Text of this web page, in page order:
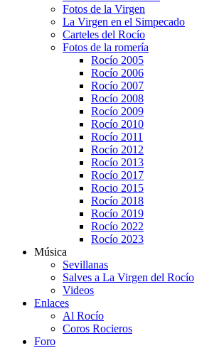
Fotos de la Virgen
La Virgen en el Simpecado
Carteles del Rocío
Fotos de la romería
Rocío 2005
Rocío 2006
Rocío 2007
Rocío 2008
Rocío 2009
Rocío 2010
Rocío 2011
Rocío 2012
Rocío 2013
Rocío 2017
Rocio 2015
Rocío 2018
Rocío 2019
Rocío 2022
Rocío 2023
Música
Sevillanas
Salves a La Virgen del Rocío
Videos
Enlaces
Al Rocío
Coros Rocieros
Foro